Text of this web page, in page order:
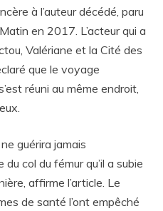
à l’auteur décédé, paru
en 2017. L’acteur qui a
Valériane et la Cité des
que le voyage
réuni au même endroit,
guérira jamais
col du fémur qu’il a subie
affirme l’article. Le
de santé l’ont empêché